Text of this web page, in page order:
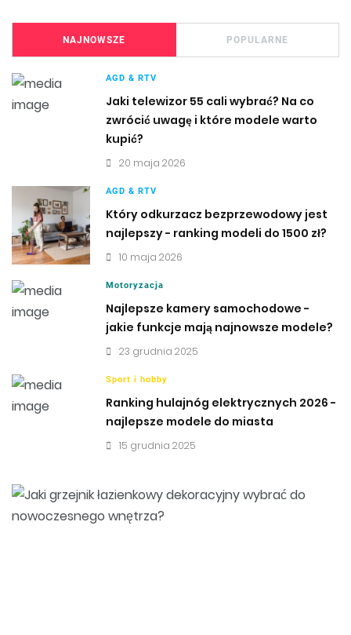
NAJNOWSZE POPULARNE
AGD & RTV
Jaki telewizor 55 cali wybrać? Na co
zwrócić uwagę i które modele warto
kupić?
20 maja 2026
AGD & RTV
Który odkurzacz bezprzewodowy jest
najlepszy - ranking modeli do 1500 zł?
10 maja 2026
Motoryzacja
Najlepsze kamery samochodowe -
jakie funkcje mają najnowsze modele?
23 grudnia 2025
Sport i hobby
Ranking hulajnóg elektrycznych 2026 -
najlepsze modele do miasta
15 grudnia 2025